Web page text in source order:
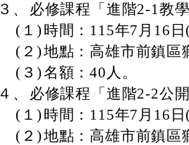
３、
必修課程「進階2-1教
(１) 時間：115年7月16
(２)地點：高雄市前鎮區
(３)名額：40人。
４、
必修課程「進階2-2公
(１) 時間：115年7月16
(２)地點：高雄市前鎮區